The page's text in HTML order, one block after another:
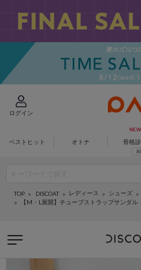
ログイン
ベストヒット オトナ 骨格
TOP DISCOAT レディース シューズ
【M・L展開】チューブストラップサンダル